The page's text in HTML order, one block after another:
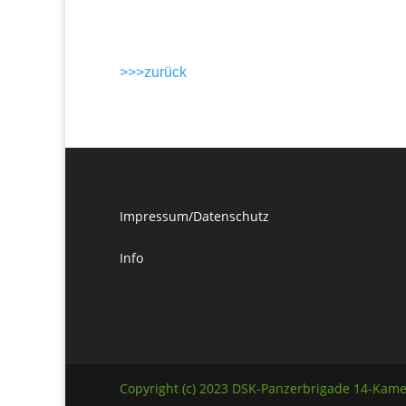
>>>zurück
Impressum/Datenschutz
Info
Copyright (c) 2023 DSK-Panzerbrigade 14-